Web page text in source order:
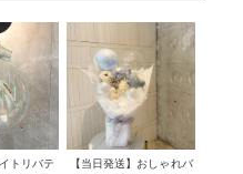
クスタイルバルーン
ント内容-
ルーン特集
古屋 星ヶ丘店・滋賀 配送
-
トリバテ
【当日発送】おしゃれバ